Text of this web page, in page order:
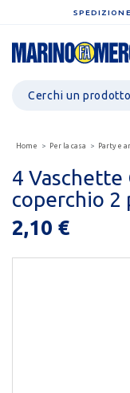
Home Per la casa Party e
4 Vaschette
coperchio 2
2,10 €